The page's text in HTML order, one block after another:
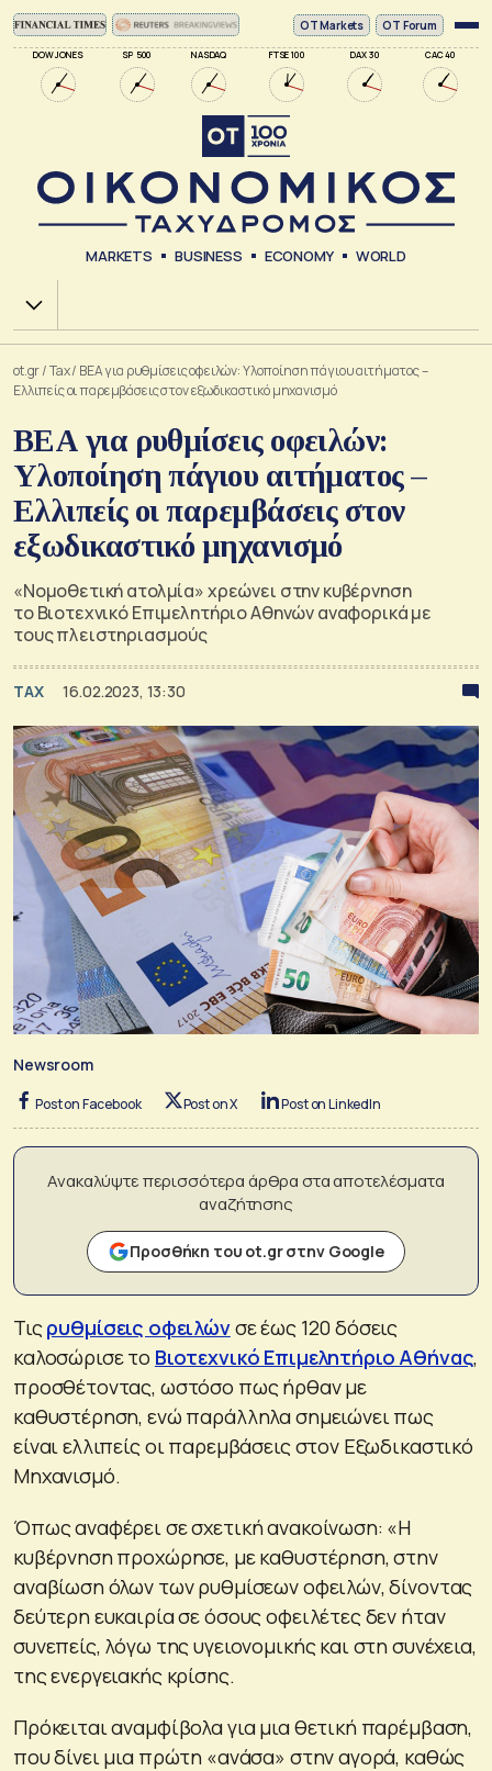
DOW JONES SP 500 NASDAQ FTSE 100 DAX 30 CAC 40
ΟΤ Markets OT Forum
MARKETS BUSINESS ECONOMY WORLD
Χ.Α.
ot.gr/Tax/ ΒΕΑ για ρυθμίσεις οφειλών: Υλοποίηση πάγιου αιτήματος –
Ελλιπείς οι παρεμβάσεις στον εξωδικαστικό μηχανισμό
ΒΕΑ για ρυθμίσεις οφειλών:
Υλοποίηση πάγιου αιτήματος –
Ελλιπείς οι παρεμβάσεις στον
εξωδικαστικό μηχανισμό
«Νομοθετική ατολμία» χρεώνει στην κυβέρνηση
το Βιοτεχνικό Επιμελητήριο Αθηνών αναφορικά με
τους πλειστηριασμούς
TAX 16.02.2023, 13:30
Newsroom
Post on Facebook Post on X Post on LinkedIn
Ανακαλύψτε περισσότερα άρθρα στα αποτελέσματα
αναζήτησης
Προσθήκη του ot.gr στην Google
Τιςρυθμίσεις οφειλώνσε έως 120 δόσεις
καλοσώρισε το Βιοτεχνικό Επιμελητήριο Αθήνας,
προσθέτοντας, ωστόσο πως ήρθαν με
καθυστέρηση, ενώ παράλληλα σημειώνει πως
είναι ελλιπείς οι παρεμβάσεις στον Εξωδικαστικό
Μηχανισμό.
Όπως αναφέρει σε σχετική ανακοίνωση: «Η
κυβέρνηση προχώρησε, με καθυστέρηση, στην
αναβίωση όλων των ρυθμίσεων οφειλών, δίνοντας
δεύτερη ευκαιρία σε όσους οφειλέτες δεν ήταν
συνεπείς, λόγω της υγειονομικής και στη συνέχεια,
της ενεργειακής κρίσης.
Πρόκειται αναμφίβολα για μια θετική παρέμβαση,
που δίνει μια πρώτη «ανάσα» στην αγορά, καθώς